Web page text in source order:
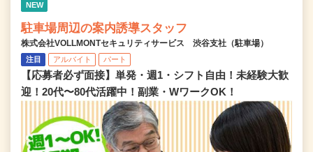
NEW
駐車場周辺の案内誘導スタッフ
株式会社VOLLMONTセキュリティサービス 渋谷支社（駐車場）
注目 アルバイト パート
【応募者必ず面接】単発・週1・シフト自由！未経験大歓
迎！20代〜80代活躍中！副業・WワークOK！